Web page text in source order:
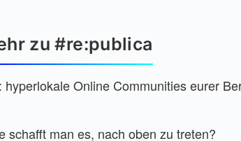
zu #re:publica
hyperlokale Online Communities eurer
schafft man es, nach oben zu treten?